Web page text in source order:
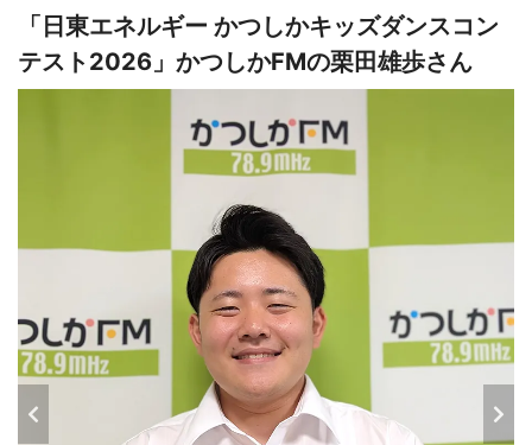
「日東エネルギー かつしかキッズダンスコン
テスト2026」かつしかFMの栗田雄歩さん